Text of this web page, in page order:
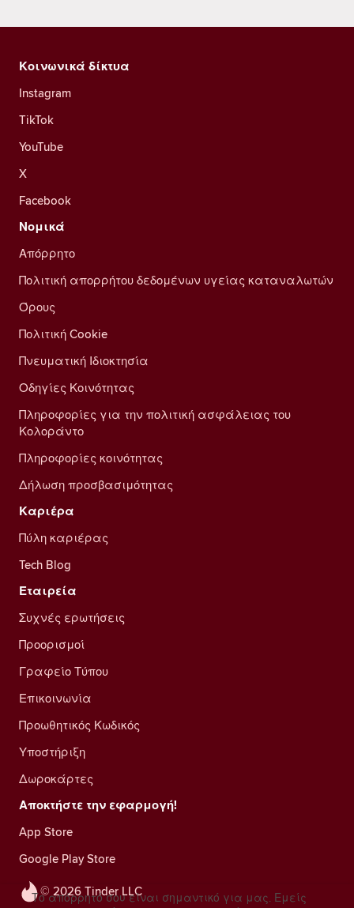
© 2026 Tinder LLC
Κοινωνικά δίκτυα
Instagram
TikTok
YouTube
X
Facebook
Νομικά
Απόρρητο
Πολιτική απορρήτου δεδομένων υγείας καταναλωτών
Όρους
Πολιτική Cookie
Πνευματική Ιδιοκτησία
Οδηγίες Κοινότητας
Πληροφορίες για την πολιτική ασφάλειας του
Κολοράντο
Πληροφορίες κοινότητας
Δήλωση προσβασιμότητας
Καριέρα
Πύλη καριέρας
Tech Blog
Εταιρεία
Συχνές ερωτήσεις
Προορισμοί
Γραφείο Τύπου
Επικοινωνία
Προωθητικός Κωδικός
Υποστήριξη
Δωροκάρτες
Αποκτήστε την εφαρμογή!
App Store
Google Play Store
Το απόρρητό σου είναι σημαντικό για μας. Εμείς